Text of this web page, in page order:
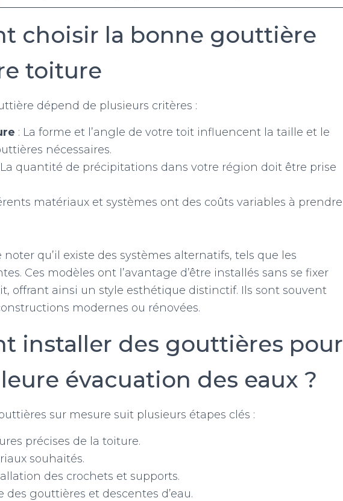
choisir la bonne gouttière
toiture
dépend de plusieurs critères :
: La forme et l’angle de votre toit influencent la taille et le
nécessaires.
La quantité de précipitations dans votre région doit être prise
matériaux et systèmes ont des coûts variables à prendre
qu’il existe des systèmes alternatifs, tels que les
Ces modèles ont l’avantage d’être installés sans se fixer
offrant ainsi un style esthétique distinctif. Ils sont souvent
modernes ou rénovées.
installer des gouttières pour
évacuation des eaux ?
sur mesure suit plusieurs étapes clés :
précises de la toiture.
souhaités.
des crochets et supports.
des gouttières et descentes d’eau.